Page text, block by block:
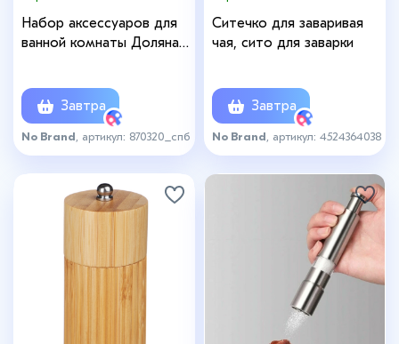
Набор аксессуаров для
ванной комнаты Доляна
мл, мыльница, 2 стакана
210 мл), цвет белый
Завтра
No Brand , артикул: 870320_спб
Ситечко для заваривая
чая, сито для заварки
Завтра
No Brand , артикул: 4524364038